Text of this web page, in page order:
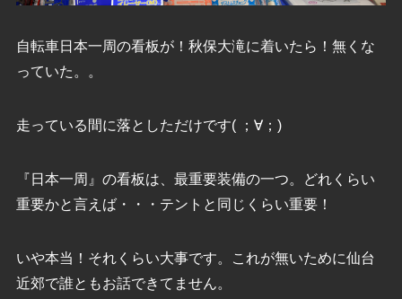
自転車日本一周の看板が！秋保大滝に着いたら！無くな
っていた。。
走っている間に落としただけです( ；∀；)
『日本一周』の看板は、最重要装備の一つ。どれくらい
重要かと言えば・・・テントと同じくらい重要！
いや本当！それくらい大事です。これが無いために仙台
近郊で誰ともお話できてません。